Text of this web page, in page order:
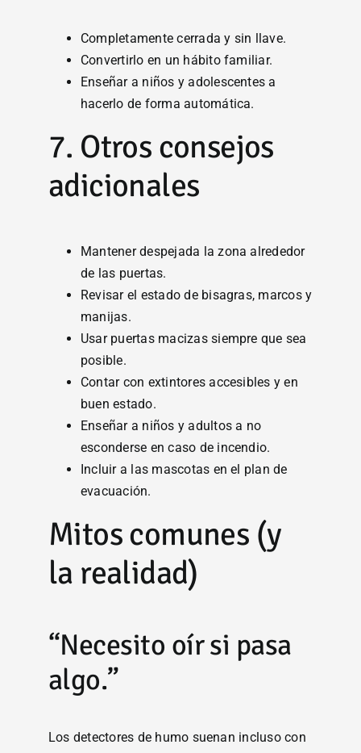
Completamente cerrada y sin llave.
Convertirlo en un hábito familiar.
Enseñar a niños y adolescentes a
hacerlo de forma automática.
7. Otros consejos
adicionales
Mantener despejada la zona alrededor
de las puertas.
Revisar el estado de bisagras, marcos y
manijas.
Usar puertas macizas siempre que sea
posible.
Contar con extintores accesibles y en
buen estado.
Enseñar a niños y adultos a no
esconderse en caso de incendio.
Incluir a las mascotas en el plan de
evacuación.
Mitos comunes (y
la realidad)
“Necesito oír si pasa
algo.”
Los detectores de humo suenan incluso con